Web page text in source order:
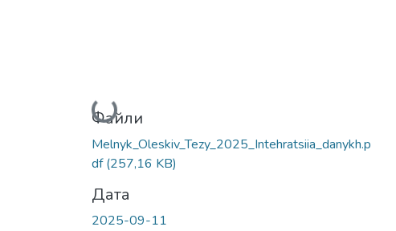
Вантажиться...
Файли
Melnyk_Oleskiv_Tezy_2025_Intehratsiia_danykh.p
df(257,16 KB)
Дата
2025-09-11